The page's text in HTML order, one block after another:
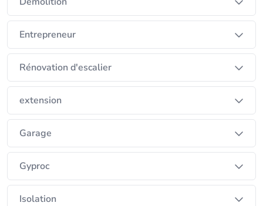
Entrepreneur
Rénovation d'escalier
extension
Garage
Gyproc
Isolation